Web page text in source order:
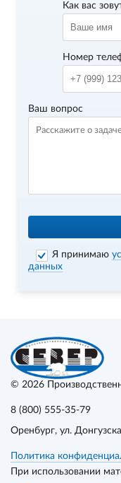
Как вас
Номер
Ваш вопрос
Я принимаю
данных
© 2026
8 (800) 555-35-79
Оренбург, ул.
Политика
При использовании